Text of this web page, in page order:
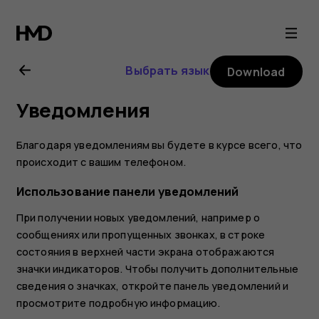
Nokia
2
user
guide
Выбрать язык Download
Уведомления
Благодаря уведомлениям вы будете в курсе всего, что
происходит с вашим телефоном.
Использование панели уведомлений
При получении новых уведомлений, например о
сообщениях или пропущенных звонках, в строке
состояния в верхней части экрана отображаются
значки индикаторов. Чтобы получить дополнительные
сведения о значках, откройте панель уведомлений и
просмотрите подробную информацию.